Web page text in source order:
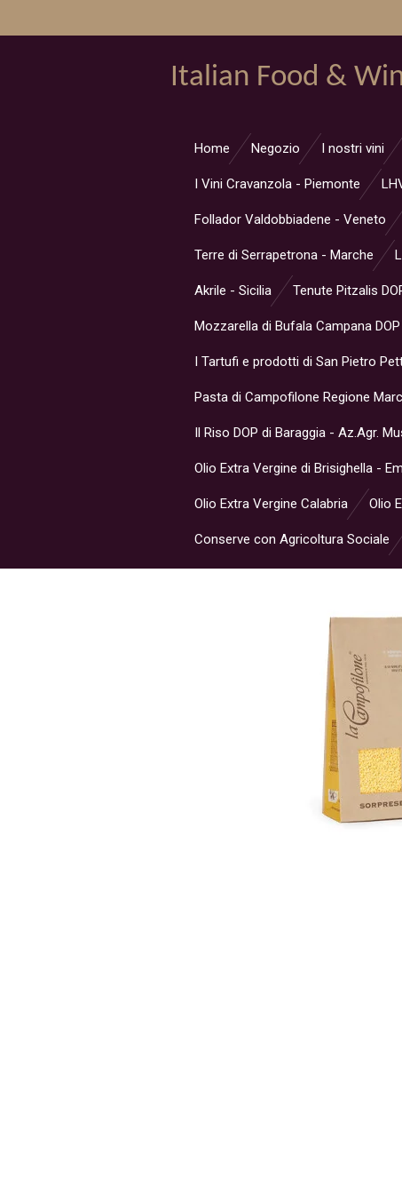
Italian Food &
Home Negozio I nostri vini
I Vini Cravanzola - Piemonte
Follador Valdobbiadene - Veneto
Terre di Serrapetrona - Marche
Akrile - Sicilia Tenute Pitzalis
Mozzarella di Bufala Campana
I Tartufi e prodotti di San Pietro
Pasta di Campofilone Regione
Il Riso DOP di Baraggia - Az.Agr.
Olio Extra Vergine di Brisighella -
Olio Extra Vergine Calabria Olio
Conserve con Agricoltura Sociale